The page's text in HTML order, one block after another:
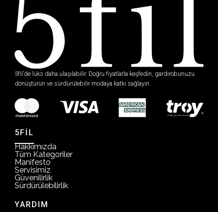
5fil’de lüks daha ulaşılabilir. Doğru fiyatlarla keşfedin, gardırobunuzu
dönüştürün ve sürdürülebilir modaya katkı sağlayın.
5FİL
Hakkımızda
Tüm Kategoriler
Manifesto
Servisimiz
Güvenilirlik
Sürdürülebilirlik
YARDIM